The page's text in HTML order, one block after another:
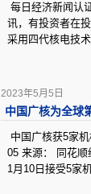
每日经济新闻认
讯，有投资者在
采用四代核电技
2023年5月5日
中国广核为全球
中国广核获5家
05 来源： 同花
1月10日接受5家